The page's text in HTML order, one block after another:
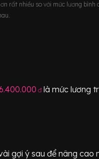
rất nhiều so với mức lương bình
đlà mức lương
gợi ý sau để nâng cao